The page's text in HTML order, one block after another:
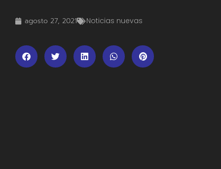
agosto 27, 2021 Noticias nuevas